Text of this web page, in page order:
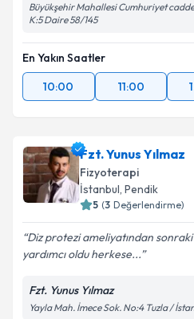
Büyükşehir Mahallesi Cumhuriyet
K:5 Daire 58/145
En Yakın Saatler
10:00
11:00
Fzt. Yunus Yılmaz
Fizyoterapi
İstanbul, Pendik
5 (3 Değerlendirme)
Diz protezi ameliyatından
yardımcı oldu herkese...
Fzt. Yunus Yılmaz
Yayla Mah. İmece Sok. No:4 Tuzla /